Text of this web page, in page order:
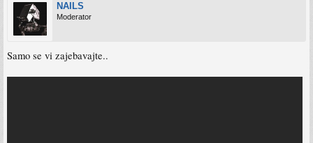
NAILS
Moderator
Samo se vi zajebavajte..